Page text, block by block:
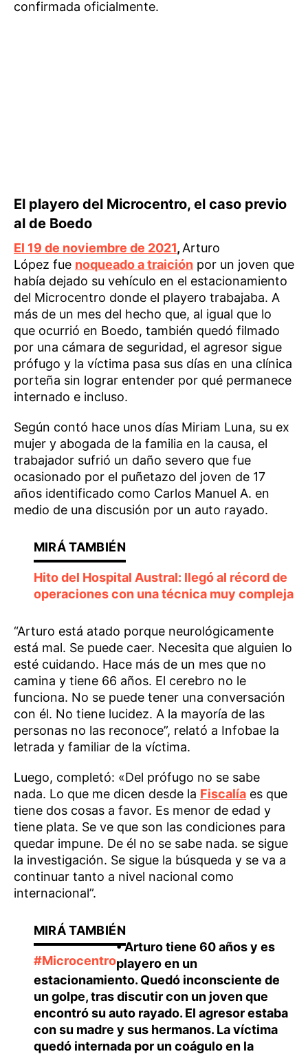
confirmada oficialmente.
El playero del Microcentro, el caso previo
al de Boedo
El 19 de noviembre de 2021, Arturo
López fue noqueado a traición por un joven que
había dejado su vehículo en el estacionamiento
del Microcentro donde el playero trabajaba. A
más de un mes del hecho que, al igual que lo
que ocurrió en Boedo, también quedó filmado
por una cámara de seguridad, el agresor sigue
prófugo y la víctima pasa sus días en una clínica
porteña sin lograr entender por qué permanece
internado e incluso.
Según contó hace unos días Miriam Luna, su ex
mujer y abogada de la familia en la causa, el
trabajador sufrió un daño severo que fue
ocasionado por el puñetazo del joven de 17
años identificado como Carlos Manuel A. en
medio de una discusión por un auto rayado.
Hito del Hospital Austral: llegó al récord de
operaciones con una técnica muy compleja
“Arturo está atado porque neurológicamente
está mal. Se puede caer. Necesita que alguien lo
esté cuidando. Hace más de un mes que no
camina y tiene 66 años. El cerebro no le
funciona. No se puede tener una conversación
con él. No tiene lucidez. A la mayoría de las
personas no las reconoce”, relató a Infobae la
letrada y familiar de la víctima.
Luego, completó: «Del prófugo no se sabe
nada. Lo que me dicen desde la Fiscalía es que
tiene dos cosas a favor. Es menor de edad y
tiene plata. Se ve que son las condiciones para
quedar impune. De él no se sabe nada. se sigue
la investigación. Se sigue la búsqueda y se va a
continuar tanto a nivel nacional como
internacional”.
#Microcentro
• Arturo tiene 60 años y es
playero en un
estacionamiento. Quedó inconsciente de
un golpe, tras discutir con un joven que
encontró su auto rayado. El agresor estaba
con su madre y sus hermanos. La víctima
quedó internada por un coágulo en la